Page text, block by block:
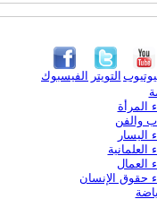
الفيسبوك التويتر
المرأة
والفن
اليسار
العلمانية
العمال
حقوق الإنسان